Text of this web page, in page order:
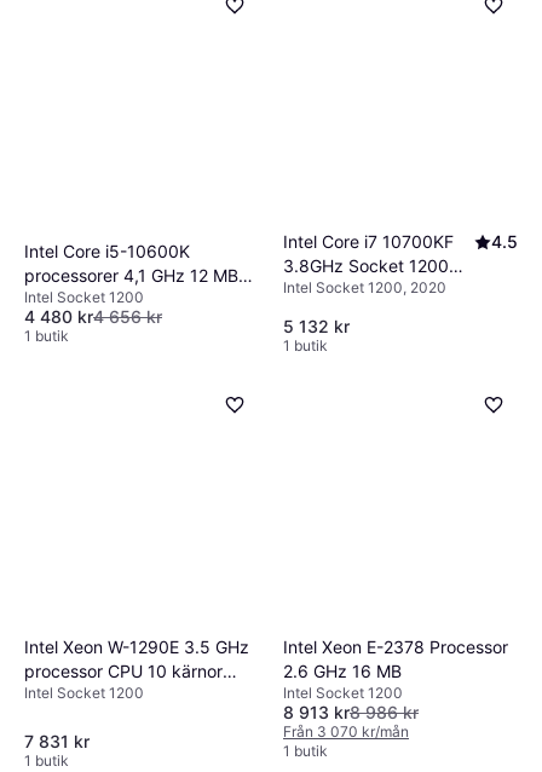
Intel Core i5-10600K
processorer 4,1 GHz 12 MB
Smart Cache
Intel Socket 1200
4 480 kr4 656 kr
1 butik
Intel Core i7 10700KF
3.8GHz Socket 1200
Box without Cooler
4.5
Intel Socket 1200, 2020
5 132 kr
1 butik
Intel Xeon W-1290E 3.5 GHz
processor CPU 10 kärnor
(Deca-core) 3,5 GHz
Intel Socket 1200
7 831 kr
1 butik
Intel Xeon E-2378 Processor
2.6 GHz 16 MB
Intel Socket 1200
8 913 kr8 986 kr
Från 3 070 kr/mån
1 butik
och cacheminne, också påverkar hastigheten.
dator senare, se till att processorn är